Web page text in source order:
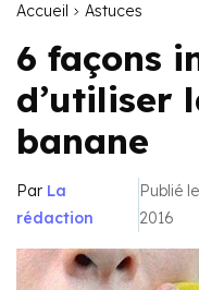
Accueil Astuces
6 façons
d’utiliser
banane
Par La
rédaction
Publié
2016